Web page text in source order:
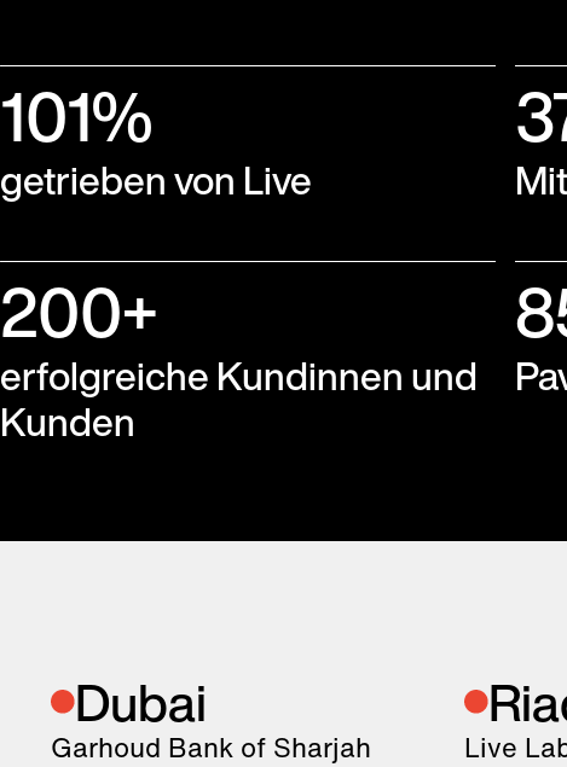
101%
getrieben von Live
200+
erfolgreiche Kundinnen und
Kunden
Dubai
Garhoud Bank of Sharjah
Live